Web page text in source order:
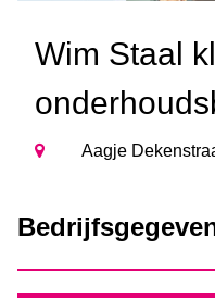
Wim Staal
Aagje